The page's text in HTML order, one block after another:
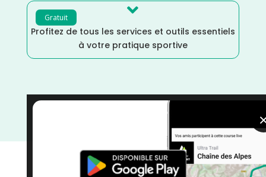
Gratuit 
Profitez de tous les services et outils essentiels
à votre pratique sportive